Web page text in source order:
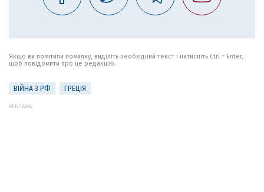
Якщо ви помітили помилку, виділіть необхідний текст і натисніть Ctrl + Enter,
щоб повідомити про це редакцію.
ВІЙНА З РФ ГРЕЦІЯ
РЕКЛАМА: